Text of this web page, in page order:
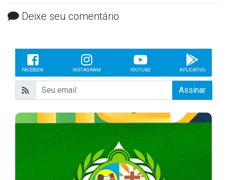
Deixe seu comentário
FACEBOOK INSTAGRAM YOUTUBE APLICATIVO
Assinar